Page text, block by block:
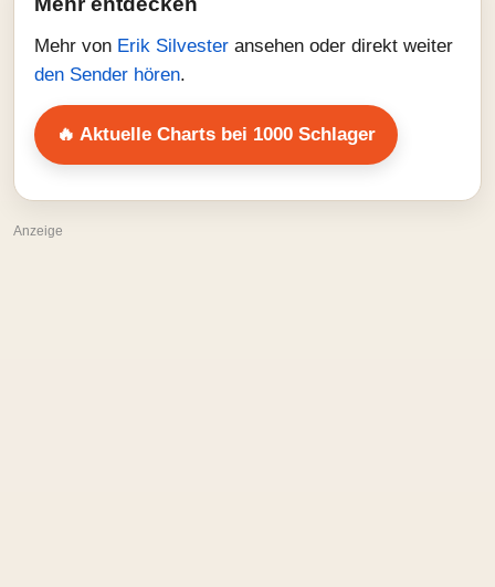
Mehr von Erik Silvester ansehen oder direkt weiter
den Sender hören.
🔥 Aktuelle Charts bei 1000 Schlager
Anzeige